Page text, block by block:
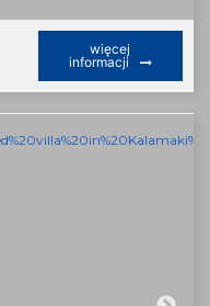
więcej
informacji